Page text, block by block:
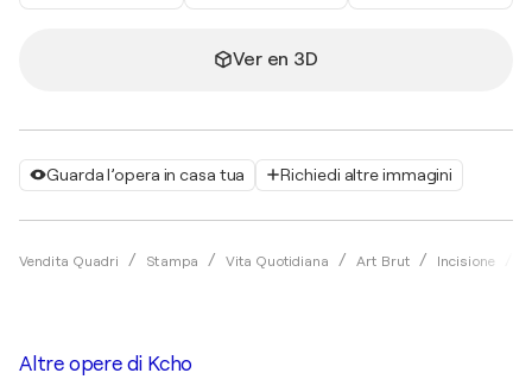
Guarda l’opera in casa tua Richiedi altre immagini
Vendita Quadri Stampa Vita Quotidiana Art Brut Incisione
Ver en 3D
Altre opere di Kcho